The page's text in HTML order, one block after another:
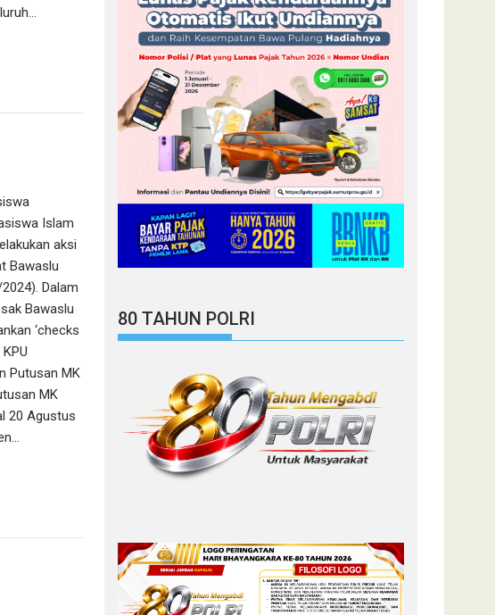
Islam
aksi
Bawaslu
Dalam
Bawaslu
‘checks
Putusan MK
MK
20 Agustus
80 TAHUN POLRI